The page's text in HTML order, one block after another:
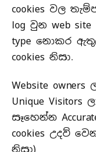
cookies වල
log වුන web
type නොකර
cookies නිසා.
Website
Unique
සෑහෙන්න
cookies උදව්
නිසා)